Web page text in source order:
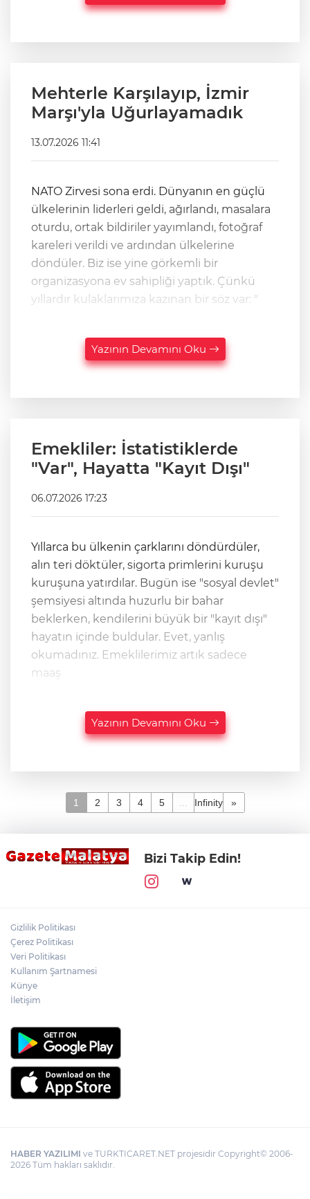
Mehterle Karşılayıp, İzmir
Marşı'yla Uğurlayamadık
13.07.2026 11:41
NATO Zirvesi sona erdi. Dünyanın en güçlü
ülkelerinin liderleri geldi, ağırlandı, masalara
oturdu, ortak bildiriler yayımlandı, fotoğraf
kareleri verildi ve ardından ülkelerine
döndüler. Biz ise yine görkemli bir
organizasyona ev sahipliği yaptık. Çünkü
yıllardır kulaklarımıza kazınan bir söz var: "
Yazının Devamını Oku
Emekliler: İstatistiklerde
"Var", Hayatta "Kayıt Dışı"
06.07.2026 17:23
Yıllarca bu ülkenin çarklarını döndürdüler,
alın teri döktüler, sigorta primlerini kuruşu
kuruşuna yatırdılar. Bugün ise "sosyal devlet"
şemsiyesi altında huzurlu bir bahar
beklerken, kendilerini büyük bir "kayıt dışı"
hayatın içinde buldular. Evet, yanlış
okumadınız. Emeklilerimiz artık sadece
maaş
Yazının Devamını Oku
1 2 3 4 5 Infinity »
Bizi Takip Edin!
Gizlilik Politikası
Çerez Politikası
Veri Politikası
Kullanım Şartnamesi
Künye
İletişim
HABER YAZILIMI ve TURKTICARET.NET projesidir Copyright© 2006-
2026 Tüm hakları saklıdır.